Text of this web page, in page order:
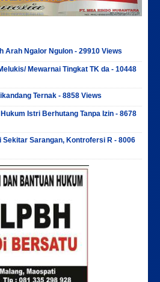
Arah Ngalor Ngulon - 29910 Views
Mewarnai Tingkat TK da - 10448
Ternak - 8858 Views
Istri Berhutang Tanpa Izin - 8678
Sarangan, Kontrofersi R - 8006